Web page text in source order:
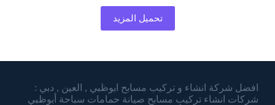
تحميل المزيد
افضل شركة انشاء و تركيب مسابح ابوظبي , العين , دبي :
شركات انشاء تركيب مسابح صيانة حمامات سباحة أبوظبي